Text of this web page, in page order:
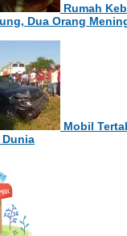
Rumah
Dua Orang
Mobil